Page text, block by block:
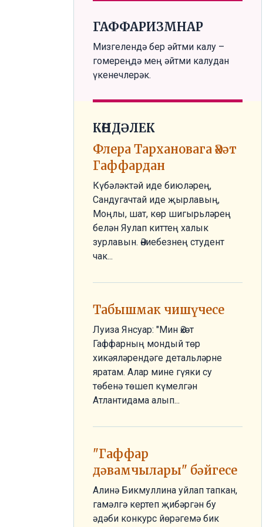
ГАФФАРИЗМНАР
Мизгелендә бер әйтми калу –
гомереңдә мең әйтми калудан
үкенечлерәк.
КӨНДӘЛЕК
Флера Тархановага Әхәт
Гаффардан
Күбәләктәй иде биюләрең,
Сандугачтай иде җырлавың,
Моңлы, шат, көр шигырьләрең
белән Яулап киттең халык
зурлавын. Әниебезнең студент
чак...
Табышмак чишүчесе
Луиза Янсуар: "Мин Әхәт
Гаффарның мондый төр
хикәяләрендәге детальләрне
яратам. Алар мине гүяки су
төбенә төшеп күмелгән
Атлантидама алып...
"Гаффар
дәвамчылары" бәйгесе
Алинә Бикмуллина уйлап тапкан,
гамәлгә кертеп җибәргән бу
әдәби конкурс йөрәгемә бик